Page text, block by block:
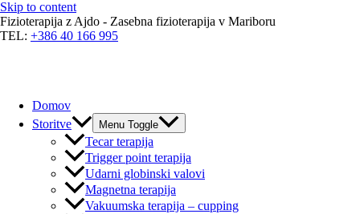
Skip to content
Fizioterapija z Ajdo - Zasebna fizioterapija v Mariboru
TEL: +386 40 166 995
Domov
Storitve
Menu Toggle
Tecar terapija
Trigger point terapija
Udarni globinski valovi
Magnetna terapija
Vakuumska terapija – cupping